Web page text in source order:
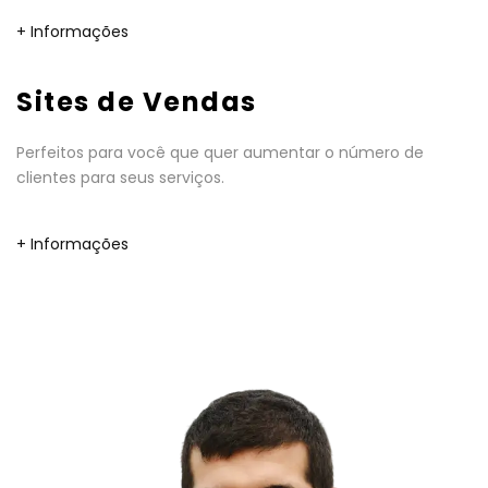
+ Informações
Sites de Vendas
Perfeitos para você que quer aumentar o número de
clientes para seus serviços.
+ Informações